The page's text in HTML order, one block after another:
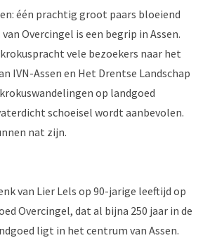
één prachtig groot paars bloeiend
Overcingel is een begrip in Assen.
vele bezoekers naar het
IVN-Assen en Het Drentse Landschap
op landgoed
schoeisel wordt aanbevolen.
nat zijn.
van Lier Lels op 90-jarige leeftijd op
Overcingel, dat al bijna 250 jaar in de
ligt in het centrum van Assen.